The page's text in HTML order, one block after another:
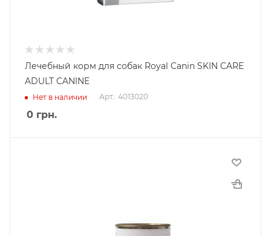
Лечебный корм для собак Royal Canin SKIN CARE
ADULT CANINE
Нет в наличии Арт.: 4013020
0 грн.